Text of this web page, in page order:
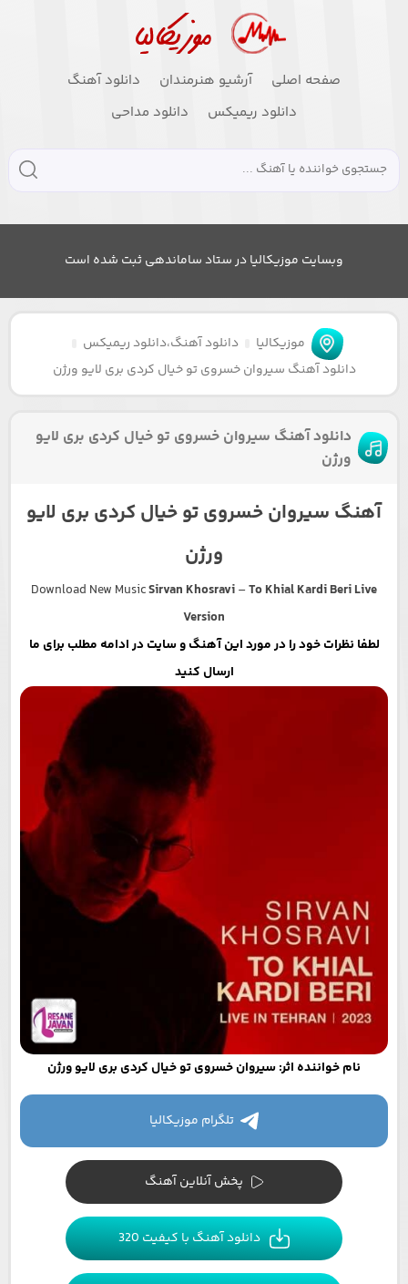
صفحه اصلی آرشیو هنرمندان
دانلود آهنگ
دانلود ریمیکس
دانلود مداحی
وبسایت موزیکالیا در ستاد ساماندهی ثبت شده است
موزیکالیا دانلود آهنگ،دانلود ریمیکس
دانلود آهنگ سیروان خسروی تو خیال کردی بری لایو ورژن
دانلود آهنگ سیروان خسروی تو خیال کردی بری لایو
ورژن
آهنگ سیروان خسروی تو خیال کردی بری لایو
ورژن
Download New MusicSirvan Khosravi–To Khial Kardi Beri Live
Version
لطفا نظرات خود را در مورد این آهنگ و سایت در ادامه مطلب برای ما
ارسال کنید
نام خواننده اثر: سیروان خسروی تو خیال کردی بری لایو ورژن
تلگرام موزیکالیا
پخش آنلاین آهنگ
دانلود آهنگ با کیفیت 320